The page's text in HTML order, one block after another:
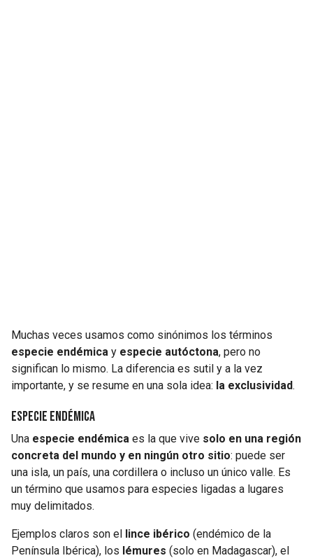
Muchas veces usamos como sinónimos los términos
especie endémica y especie autóctona, pero no
significan lo mismo. La diferencia es sutil y a la vez
importante, y se resume en una sola idea: la exclusividad.
Especie endémica
Una especie endémica es la que vive solo en una región
concreta del mundo y en ningún otro sitio: puede ser
una isla, un país, una cordillera o incluso un único valle. Es
un término que usamos para especies ligadas a lugares
muy delimitados.
Ejemplos claros son el lince ibérico (endémico de la
Península Ibérica), los lémures (solo en Madagascar), el